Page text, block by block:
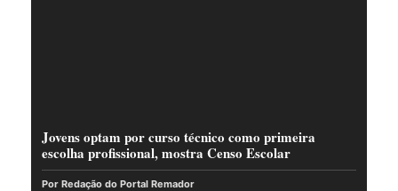
Jovens optam por curso técnico como primeira
escolha profissional, mostra Censo Escolar
Por Redação do Portal Remador